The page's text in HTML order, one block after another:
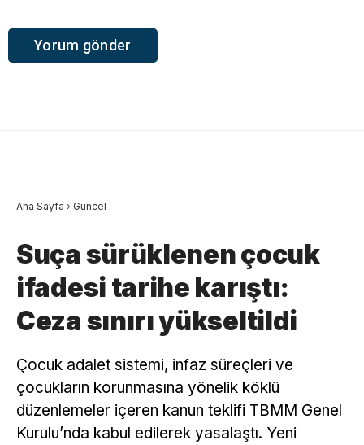
Ana Sayfa › Güncel
Suça sürüklenen çocuk
ifadesi tarihe karıştı:
Ceza sınırı yükseltildi
Çocuk adalet sistemi, infaz süreçleri ve
çocukların korunmasına yönelik köklü
düzenlemeler içeren kanun teklifi TBMM Genel
Kurulu’nda kabul edilerek yasalaştı. Yeni